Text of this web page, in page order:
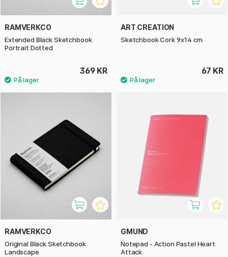
RAMVERKCO
Extended Black Sketchbook
Portrait Dotted
369 KR
ART CREATION
Sketchbook Cork 9x14 cm
67 KR
RAMVERKCO
Original Black Sketchbook
Landscape
GMUND
Notepad - Action Pastel Heart
Attack